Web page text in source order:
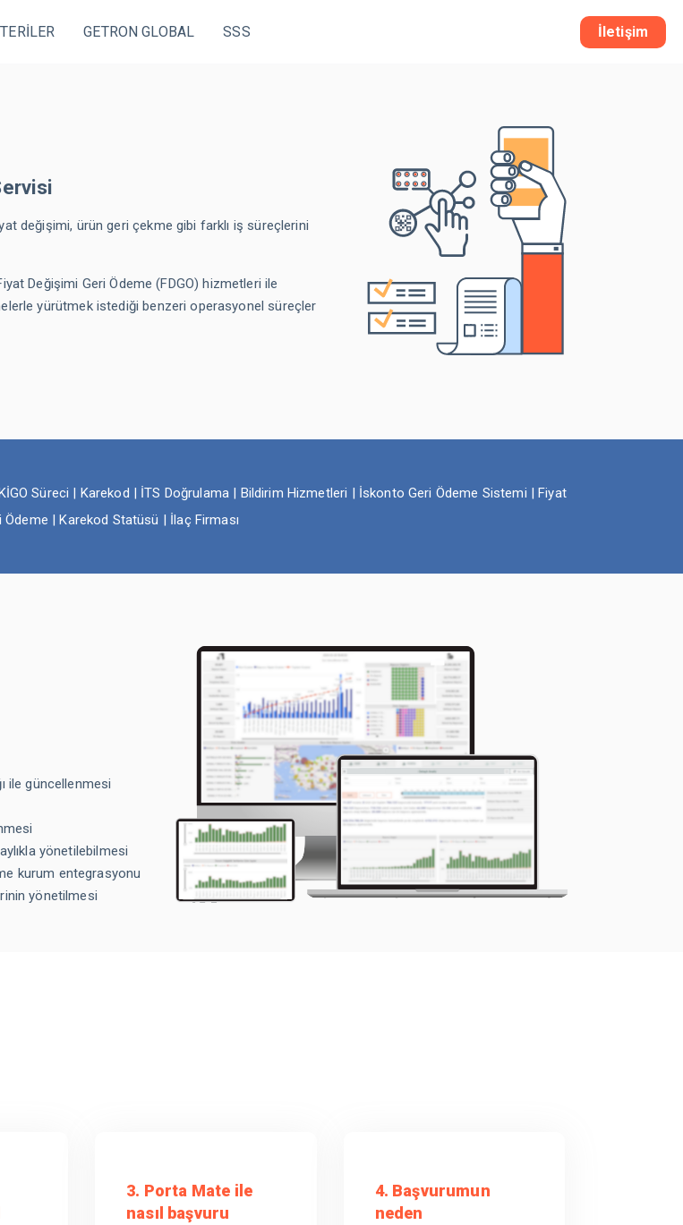
Tekrar Satın Alma/Sipariş & Listeden
Planlama & Optimizasyonu
GETRON GLOBAL SSS İletişim
değişimi, ürün geri çekme gibi farklı iş süreçlerini
Değişimi Geri Ödeme (FDGO) hizmetleri ile
yürütmek istediği benzeri operasyonel süreçler
Süreci | Karekod | İTS Doğrulama | Bildirim Hizmetleri | İskonto Geri Ödeme Sistemi | Fiyat
Ödeme | Karekod Statüsü | İlaç Firması
ile güncellenmesi
yönetilebilmesi
kurum entegrasyonu
yönetilmesi
3. Porta Mate ile
nasıl başvuru
4. Başvurumun
neden